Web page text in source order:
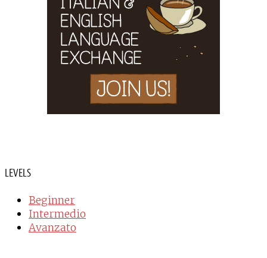
LEVELS
Beginner
Intermedio
Avanzato